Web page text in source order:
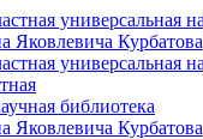
библиотека
Яковлевича Курбатова